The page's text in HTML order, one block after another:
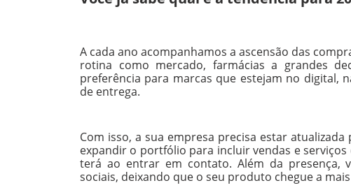
A cada ano acompanhamos a ascensão das
rotina como mercado, farmácias a grandes
preferência para marcas que estejam no digital,
de entrega.
Com isso, a sua empresa precisa estar
expandir o portfólio para incluir vendas e
terá ao entrar em contato. Além da presença,
sociais, deixando que o seu produto chegue a